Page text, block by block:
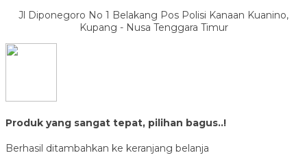
Jl Diponegoro No 1 Belakang Pos Polisi Kanaan Kuanino,
Kupang - Nusa Tenggara Timur
Produk yang sangat tepat, pilihan bagus..!
Berhasil ditambahkan ke keranjang belanja